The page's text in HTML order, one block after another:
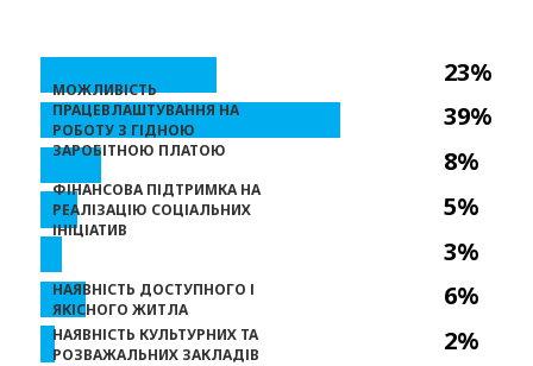
23%
39%
8%
5%
3%
6%
2%
МОЖЛИВІСТЬ
ПРАЦЕВЛАШТУВАННЯ НА
РОБОТУ З ГІДНОЮ
ЗАРОБІТНОЮ ПЛАТОЮ
ФІНАНСОВА ПІДТРИМКА НА
РЕАЛІЗАЦІЮ СОЦІАЛЬНИХ
ІНІЦІАТИВ
НАЯВНІСТЬ ДОСТУПНОГО І
ЯКІСНОГО ЖИТЛА
НАЯВНІСТЬ КУЛЬТУРНИХ ТА
РОЗВАЖАЛЬНИХ ЗАКЛАДІВ